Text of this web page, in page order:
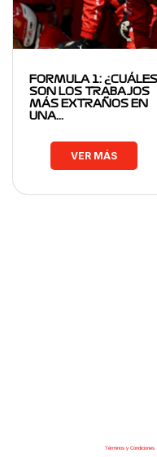
FORMULA 1: ¿CUÁLES
SON LOS TRABAJOS
MÁS EXTRAÑOS EN
UNA…
VER MÁS
Términos y Condiciones